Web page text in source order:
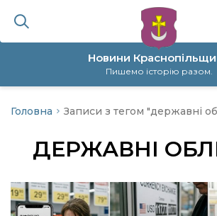
Новини
Пишемо історію разом.
політика
Головна Записи з тегом "державні
ДЕРЖАВНІ